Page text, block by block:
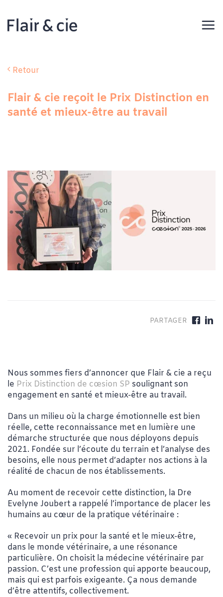
contenu
Retour
Flair & cie reçoit le Prix Distinction en
santé et mieux-être au travail
Nous sommes fiers d’annoncer que Flair & cie a reçu
le Prix Distinction de cœsion SP soulignant son
engagement en santé et mieux-être au travail.
Dans un milieu où la charge émotionnelle est bien
réelle, cette reconnaissance met en lumière une
démarche structurée que nous déployons depuis
2021. Fondée sur l’écoute du terrain et l’analyse des
besoins, elle nous permet d’adapter nos actions à la
réalité de chacun de nos établissements.
Au moment de recevoir cette distinction, la Dre
Evelyne Joubert a rappelé l’importance de placer les
humains au cœur de la pratique vétérinaire :
« Recevoir un prix pour la santé et le mieux-être,
dans le monde vétérinaire, a une résonance
particulière. On choisit la médecine vétérinaire par
passion. C’est une profession qui apporte beaucoup,
mais qui est parfois exigeante. Ça nous demande
d’être attentifs, collectivement.